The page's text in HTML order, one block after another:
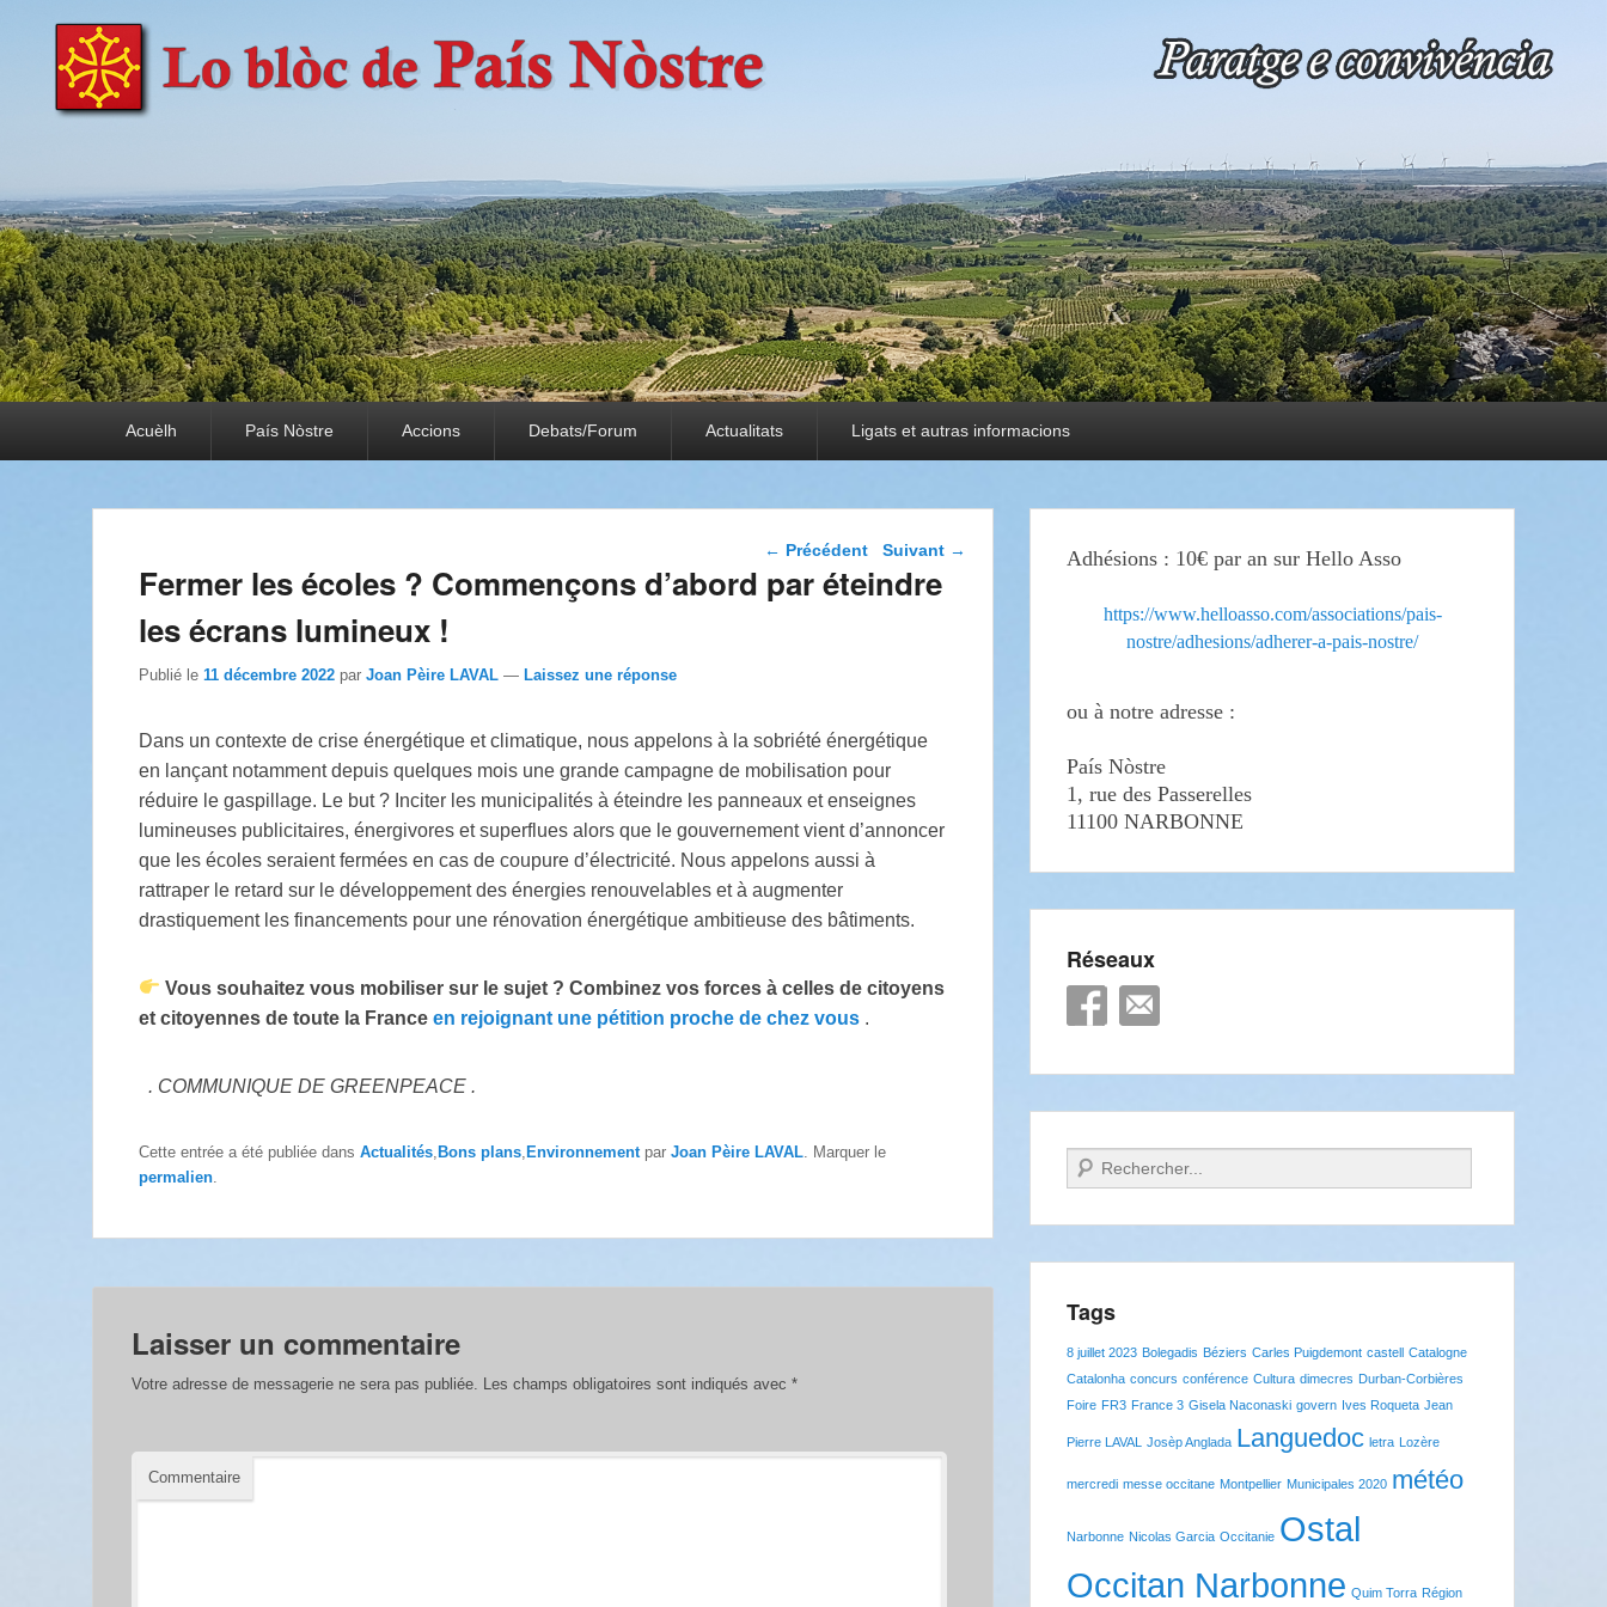
País Nòstre
Paratge e Convivència
Acuèlh País Nòstre Accions Debats/Forum Actualitats Ligats et autras informacions
Navigation dans les
articles
← Précédent Suivant →
Fermer les écoles ? Commençons d’abord par éteindre
les écrans lumineux !
Publié le 11 décembre 2022 par Joan Pèire LAVAL — Laissez une réponse
Dans un contexte de crise énergétique et climatique, nous appelons à la sobriété énergétique
en lançant notamment depuis quelques mois une grande campagne de mobilisation pour
réduire le gaspillage. Le but ? Inciter les municipalités à éteindre les panneaux et enseignes
lumineuses publicitaires, énergivores et superflues alors que le gouvernement vient d’annoncer
que les écoles seraient fermées en cas de coupure d’électricité. Nous appelons aussi à
rattraper le retard sur le développement des énergies renouvelables et à augmenter
drastiquement les financements pour une rénovation énergétique ambitieuse des bâtiments.
Vous souhaitez vous mobiliser sur le sujet ? Combinez vos forces à celles de citoyens
et citoyennes de toute la France en rejoignant une pétition proche de chez vous .
. COMMUNIQUE DE GREENPEACE .
Cette entrée a été publiée dans Actualités Bons plans Environnement par Joan Pèire LAVAL . Marquer le
permalien
Laisser un commentaire
Votre adresse de messagerie ne sera pas publiée. Les champs obligatoires sont indiqués avec *
Commentaire
Adhésions : 10€ par an sur Hello Asso
https://www.helloasso.com/associations/pais-
nostre/adhesions/adherer-a-pais-nostre/
ou à notre adresse :
País Nòstre
1, rue des Passerelles
11100 NARBONNE
Réseaux
Recherche
Tags
8 juillet 2023 Bolegadis Béziers Carles Puigdemont castell Catalogne
Catalonha concurs conférence Cultura dimecres Durban-Corbières
Foire FR3 France 3 Gisela Naconaski govern Ives Roqueta Jean
Pierre LAVAL Josèp Anglada Languedoc letra Lozère
mercredi messe occitane Montpellier Municipales 2020 météo
Narbonne Nicolas Garcia Occitanie Ostal
Occitan Narbonne Quim Torra Région